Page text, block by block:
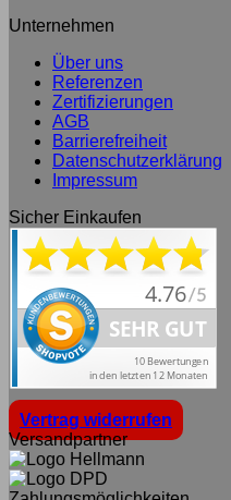
Unternehmen
Über uns
Referenzen
Zertifizierungen
AGB
Barrierefreiheit
Datenschutzerklärung
Impressum
Sicher Einkaufen
Vertrag widerrufen
Versandpartner